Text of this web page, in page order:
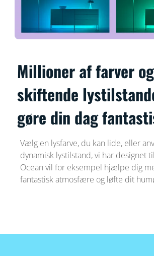
Millioner af farver og
skiftende
gøre din dag
Vælg en lysfarve, du kan lide, eller
dynamisk lystilstand, vi har designet
Ocean vil for eksempel hjælpe dig
fantastisk atmosfære og løfte dit